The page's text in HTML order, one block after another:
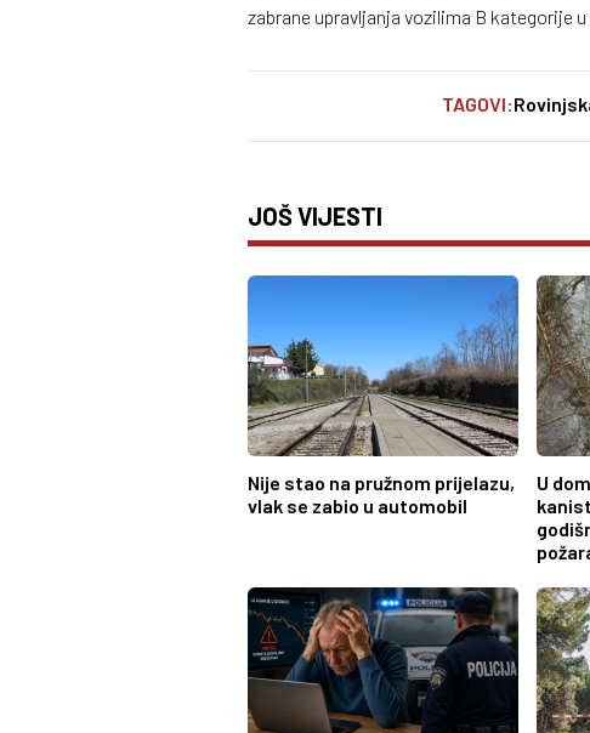
zabrane upravljanja vozilima B kategorije
TAGOVI:
JOŠ VIJESTI
Nije stao na pružnom prijelazu,
vlak se zabio u automobil
U